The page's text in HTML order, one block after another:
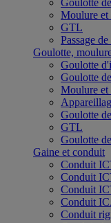
Goulotte
Moulure et
GTL
Passage
Goulotte,
Goulotte
Goulotte
Moulure et
Goulotte
GTL
Goulotte
Gaine et conduit
Conduit
Conduit
Conduit
Conduit
Conduit